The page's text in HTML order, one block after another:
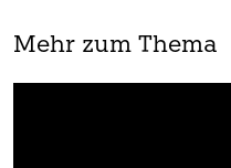
Mehr zum Thema